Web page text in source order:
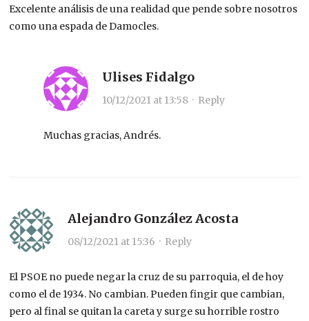
Excelente análisis de una realidad que pende sobre nosotros
como una espada de Damocles.
Ulises Fidalgo
10/12/2021 at 13:58 · Reply
Muchas gracias, Andrés.
Alejandro González Acosta
08/12/2021 at 15:36 · Reply
El PSOE no puede negar la cruz de su parroquia, el de hoy
como el de 1934. No cambian. Pueden fingir que cambian,
pero al final se quitan la careta y surge su horrible rostro